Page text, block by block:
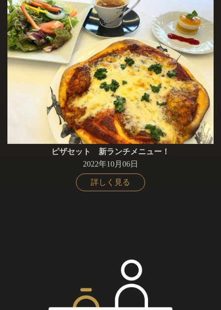
ピザセット 新ランチメニュー！
2022年10月06日
詳しく見る